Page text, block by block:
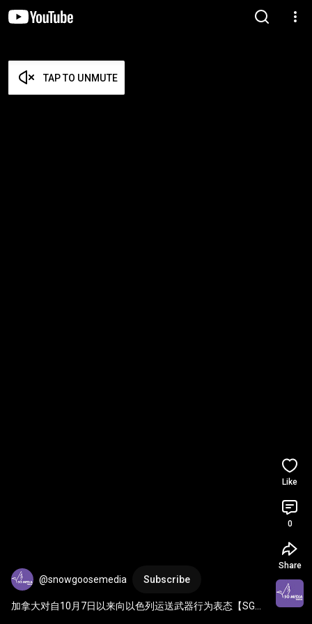
TAP TO UNMUTE
@snowgoosemedia Subscribe
加拿大对自10月7日以来向以色列运送武器行为表态【SG新
Like
0
Share